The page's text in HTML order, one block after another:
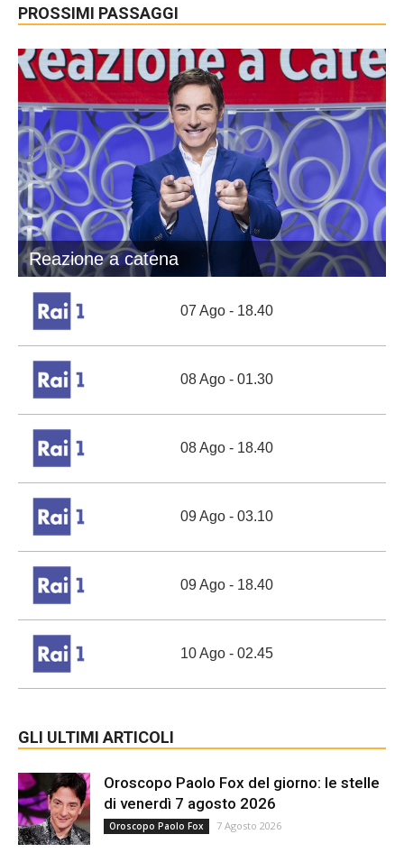
PROSSIMI PASSAGGI
Reazione a catena
07 Ago - 18.40
08 Ago - 01.30
08 Ago - 18.40
09 Ago - 03.10
09 Ago - 18.40
10 Ago - 02.45
GLI ULTIMI ARTICOLI
Oroscopo Paolo Fox del giorno: le stelle
di venerdì 7 agosto 2026
Oroscopo Paolo Fox 7 Agosto 2026